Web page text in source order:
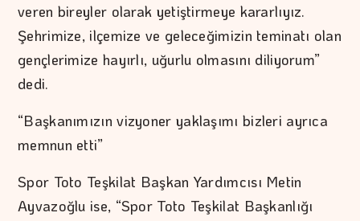
veren bireyler olarak yetiştirmeye kararlıyız.
Şehrimize, ilçemize ve geleceğimizin teminatı olan
gençlerimize hayırlı, uğurlu olmasını diliyorum”
dedi.
“Başkanımızın vizyoner yaklaşımı bizleri ayrıca
memnun etti”
Spor Toto Teşkilat Başkan Yardımcısı Metin
Ayvazoğlu ise, “Spor Toto Teşkilat Başkanlığı